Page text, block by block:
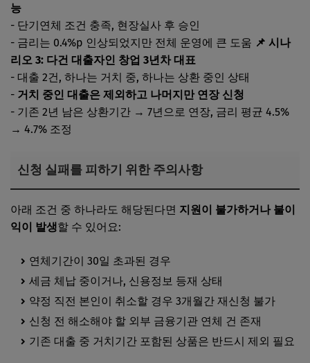
능
- 단기연체 조건 충족, 현장실사 후 승인
- 금리는 0.4%p 인상되었지만 전체 운영에 큰 도움 📌 시나
리오 3: 다건 대출자인 창업 3년차 대표
- 대출 2건, 하나는 거치 중, 하나는 상환 중인 상태
- 거치 중인 대출은 제외하고 나머지만 연장 신청
- 기존 2년 남은 상환기간 → 7년으로 연장, 금리 평균 4.5%
→ 4.7% 조정
신청 실패를 피하기 위한 주의사항
아래 조건 중 하나라도 해당된다면 지원이 불가하거나 불이
익이 발생할 수 있어요:
연체기간이 30일 초과된 경우
세금 체납 중이거나, 신용정보 등재 상태
약정 직전 본인이 취소할 경우 3개월간 재신청 불가
신청 전 해소해야 할 외부 금융기관 연체 건 존재
기존 대출 중 거치기간 포함된 상품은 반드시 제외 필요